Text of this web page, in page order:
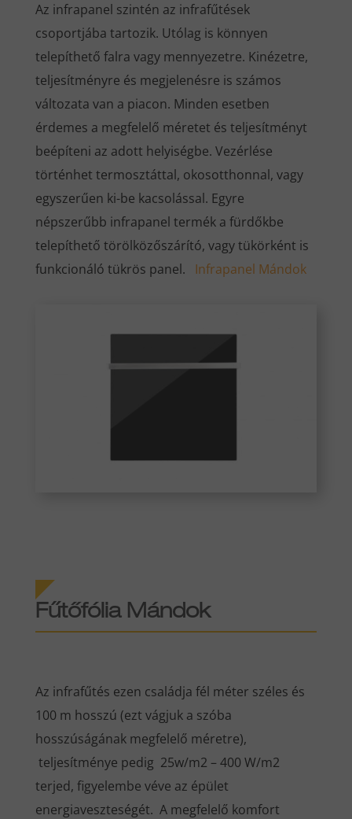
Az infrapanel szintén az infrafűtések
csoportjába tartozik. Utólag is könnyen
telepíthető falra vagy mennyezetre. Kinézetre,
teljesítményre és megjelenésre is számos
változata van a piacon. Minden esetben
érdemes a megfelelő méretet és teljesítményt
beépíteni az adott helyiségbe. Vezérlése
történhet termosztáttal, okosotthonnal, vagy
egyszerűen ki-be kacsolással. Egyre
népszerűbb infrapanel termék a fürdőkbe
telepíthető törölközőszárító, vagy tükörként is
funkcionáló tükrös panel. Infrapanel Mándok
Fűtőfólia Mándok
Az infrafűtés ezen családja fél méter széles és
100 m hosszú (ezt vágjuk a szóba
hosszúságának megfelelő méretre),
teljesítménye pedig 25w/m2 – 400 W/m2
terjed, figyelembe véve az épület
energiaveszteségét. A megfelelő komfort